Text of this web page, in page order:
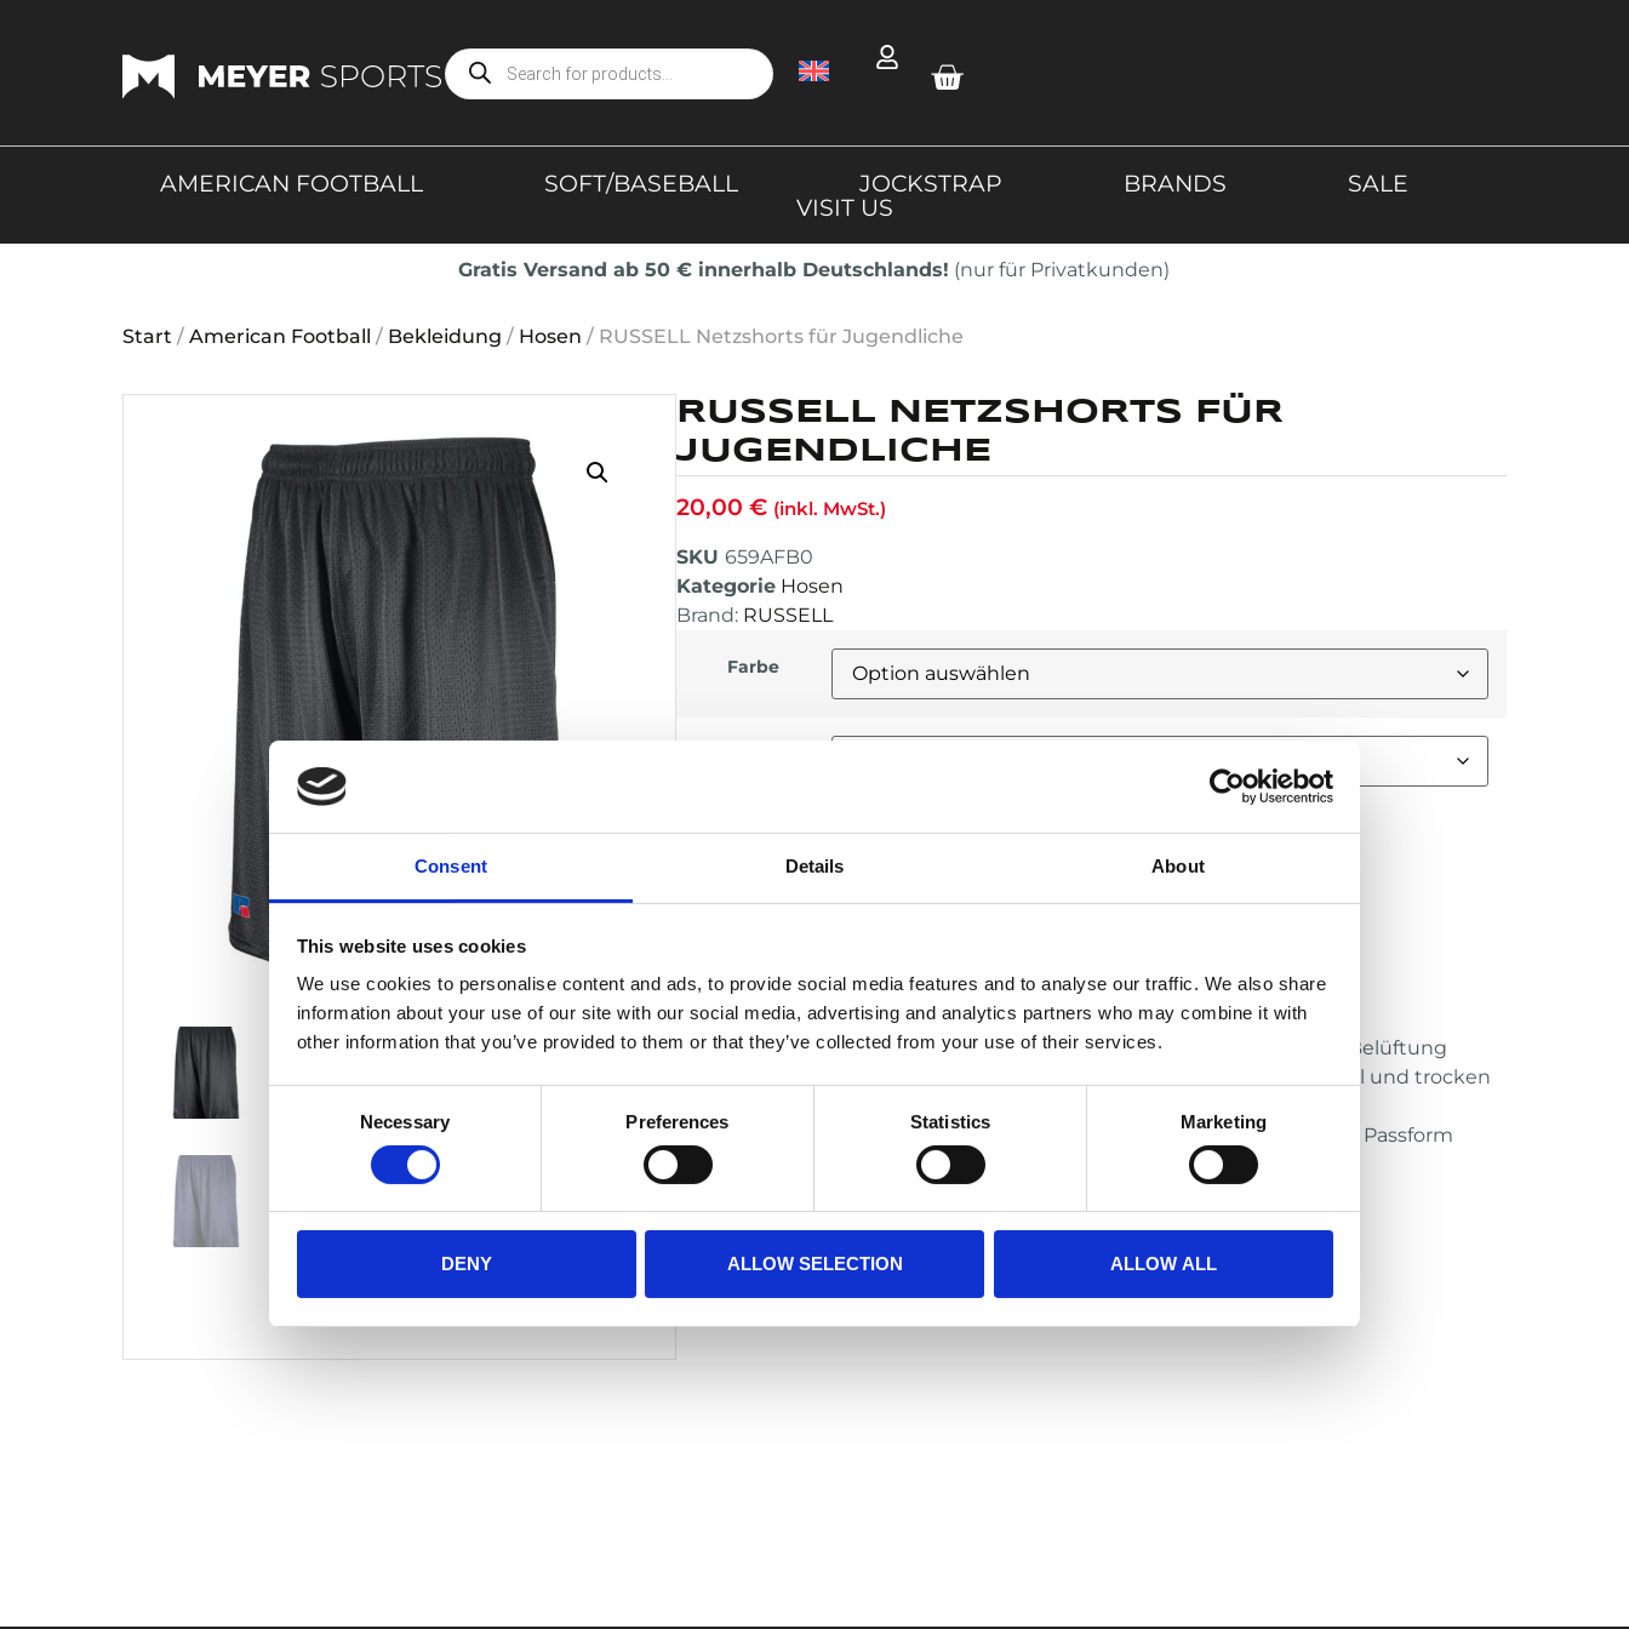
Consent Details About
This website uses cookies
We use cookies to personalise content and ads, to provide social media features and to analyse our traffic. We also share
information about your use of our site with our social media, advertising and analytics partners who may combine it with
other information that you’ve provided to them or that they’ve collected from your use of their services.
Necessary Preferences Statistics Marketing
DENY ALLOW SELECTION ALLOW ALL
AMERICAN FOOTBALL SOFT/BASEBALL JOCKSTRAP BRANDS
SALE
VISIT US
Gratis Versand ab 50 € innerhalb Deutschlands! (nur für Privatkunden)
Start / American Football / Bekleidung / Hosen / RUSSELL Netzshorts für Jugendliche
RUSSELL NETZSHORTS FÜR
JUGENDLICHE
20,00 € (inkl. MwSt.)
SKU 659AFB0
Kategorie Hosen
Brand: RUSSELL
Farbe
BESCHREIBUNG
Leichte Mesh Shorts aus atmungsaktivem Material für optimale Belüftung
Die feuchtigkeitsableitende Technologie sorgt dafür, dass du kühl und trocken
Elastischer Bund mit integriertem Kordelzug für eine individuelle Passform
Seitentaschen für praktischen Stauraum